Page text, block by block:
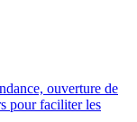
ouverture de
pour faciliter les